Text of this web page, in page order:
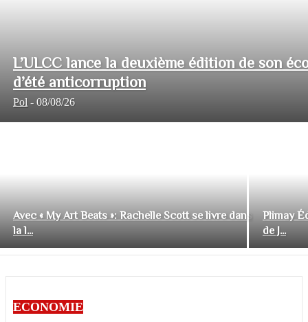
L’ULCC lance la deuxième édition de son
d’été anticorruption
Pol - 08/08/26
Avec « My Art Beats »: Rachelle Scott se livre dans
la l...
Plimay
de J...
ECONOMIE